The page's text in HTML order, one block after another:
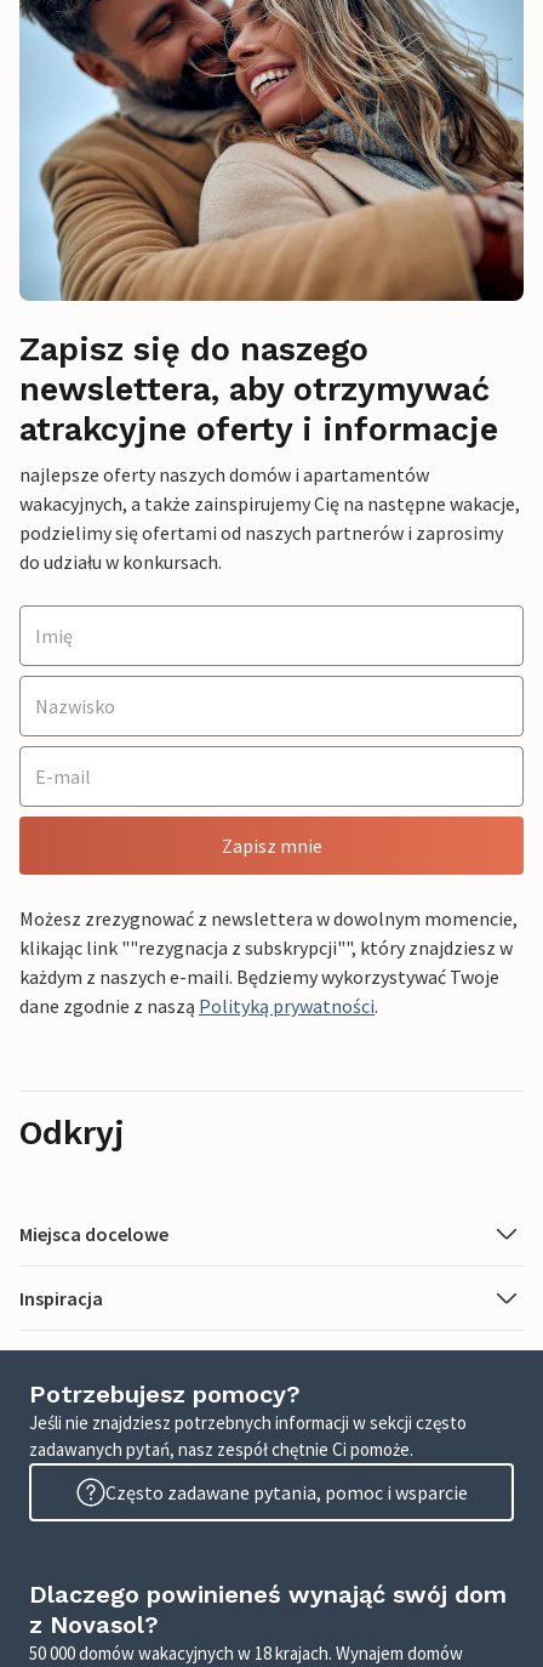
Zapisz się do naszego
newslettera, aby otrzymywać
atrakcyjne oferty i informacje
najlepsze oferty naszych domów i apartamentów
wakacyjnych, a także zainspirujemy Cię na następne wakacje,
podzielimy się ofertami od naszych partnerów i zaprosimy
do udziału w konkursach.
Zapisz mnie
Możesz zrezygnować z newslettera w dowolnym momencie,
klikając link ""rezygnacja z subskrypcji"", który znajdziesz w
każdym z naszych e-maili. Będziemy wykorzystywać Twoje
dane zgodnie z naszą Polityką prywatności.
Odkryj
Miejsca docelowe
Inspiracja
Potrzebujesz pomocy?
Jeśli nie znajdziesz potrzebnych informacji w sekcji często
zadawanych pytań, nasz zespół chętnie Ci pomoże.
Często zadawane pytania, pomoc i wsparcie
Dlaczego powinieneś wynająć swój dom
z Novasol?
50 000 domów wakacyjnych w 18 krajach. Wynajem domów